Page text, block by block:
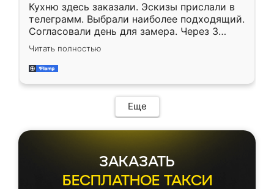
Кухню здесь заказали. Эскизы прислали в
телеграмм. Выбрали наиболее подходящий.
Согласовали день для замера. Через 3
недели кухня была уже готова. Остались
довольны работой. Спасибо Ренессанс
мебель за качественную работу!
Читать полностью
Еще
ЗАКАЗАТЬ
БЕСПЛАТНОЕ ТАКСИ